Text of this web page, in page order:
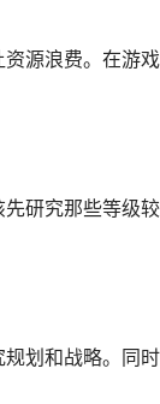
源浪费。在游
研究那些等级较
划和战略。同时